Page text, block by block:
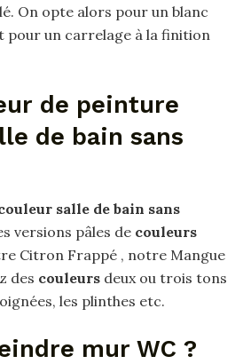
On opte alors pour un blanc
pour un carrelage à la finition
de peinture
de bain sans
salle de bain sans
versions pâles de couleurs
Citron Frappé , notre Mangue
des couleurs deux ou trois tons
les plinthes etc.
mur WC ?